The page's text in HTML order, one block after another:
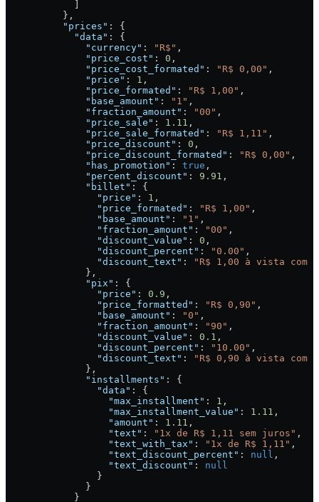
          },
          "prices"
: {
            "data"
: {
              "currency"
: "R$" ,
              "price_cost"
: 0 ,
              "price_cost_formated"
: "R$ 0,00" ,
              "price"
: 1 ,
              "price_formated"
: "R$ 1,00" ,
              "base_amount"
: "1" ,
              "fraction_amount"
: "00" ,
              "price_sale"
: 1.11 ,
              "price_sale_formated"
: "R$ 1,11" ,
              "price_discount"
: 0 ,
              "price_discount_formated"
: "R$ 0,00" ,
              "has_promotion"
: true ,
              "percent_discount"
: 9.91 ,
              "billet"
: {
                "price"
: 1 ,
                "price_formated"
: "R$ 1,00" ,
                "base_amount"
: "1" ,
                "fraction_amount"
: "00" ,
                "discount_value"
: 0 ,
                "discount_percent"
: "0.00" ,
                "discount_text"
:
"R$ 1,00 à vista com
              },
              "pix"
: {
                "price"
: 0.9 ,
                "price_formatted"
: "R$ 0,90" ,
                "base_amount"
: "0" ,
                "fraction_amount"
: "90" ,
                "discount_value"
: 0.1 ,
                "discount_percent"
: "10.00" ,
                "discount_text"
:
"R$ 0,90 à vista com
              },
              "installments"
: {
                "data"
: {
                  "max_installment"
: 1 ,
                  "max_installment_value"
: 1.11 ,
                  "amount"
: 1.11 ,
                  "text"
: "1x de R$ 1,11 sem juros" ,
                  "text_with_tax"
: "1x de R$ 1,11" ,
                  "text_discount_percent"
: null ,
                  "text_discount"
: null
                }
              }
            }